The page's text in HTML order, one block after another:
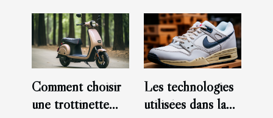
Comment choisir
une trottinette
Les technologies
utilisées dans la